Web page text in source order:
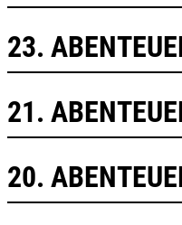
23.
21.
20.